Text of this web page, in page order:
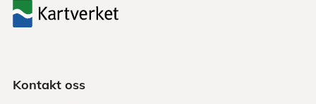
Kontakt oss